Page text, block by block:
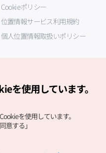
Cookieポリシー
位置情報サービス利用規約
個人位置情報取扱いポリシー
を使用しています。
を使用しています。
意する」